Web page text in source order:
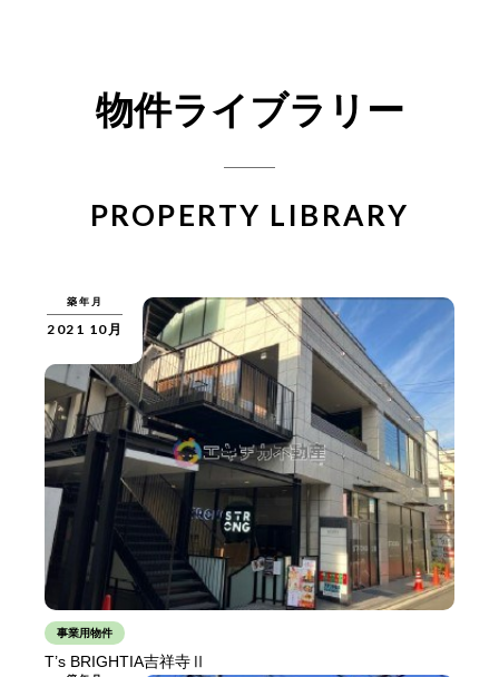
物件ライブラリー
PROPERTY LIBRARY
築年月
2021 10月
事業用物件
T’s BRIGHTIA吉祥寺Ⅱ